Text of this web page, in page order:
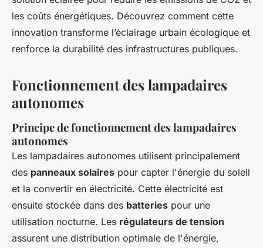
les coûts énergétiques. Découvrez comment cette
innovation transforme l’éclairage urbain écologique et
renforce la durabilité des infrastructures publiques.
Fonctionnement des lampadaires
autonomes
Principe de fonctionnement des lampadaires
autonomes
Les lampadaires autonomes utilisent principalement
des panneaux solaires pour capter l'énergie du soleil
et la convertir en électricité. Cette électricité est
ensuite stockée dans des batteries pour une
utilisation nocturne. Les régulateurs de tension
assurent une distribution optimale de l'énergie,